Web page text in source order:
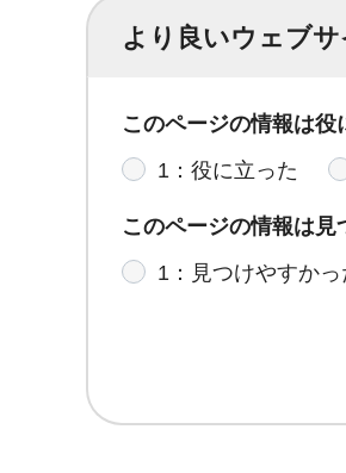
より良いウェブ
このページの情報は役
1：役に立った
このページの情報は見
1：見つけやすかっ